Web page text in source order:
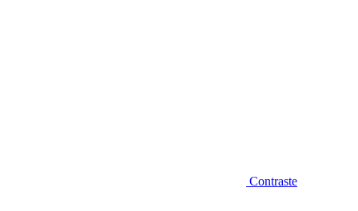
Contraste